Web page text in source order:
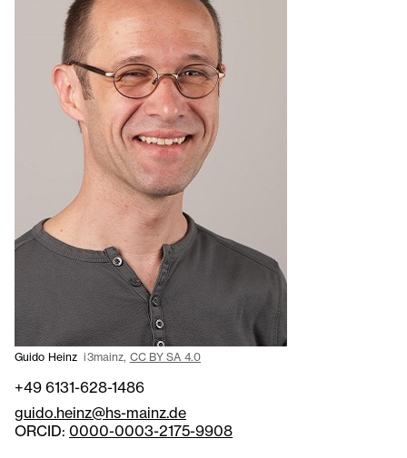
Guido Heinz i3mainz, CC BY SA 4.0
+49 6131-628-1486
guido.heinz@hs-mainz.de
ORCID: 0000-0003-2175-9908